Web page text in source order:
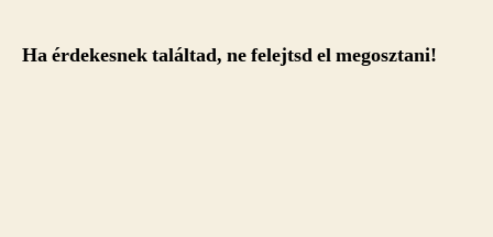
Ha érdekesnek találtad, ne felejtsd el megosztani!